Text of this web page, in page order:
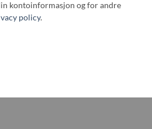
kontoinformasjon og for andre
policy.